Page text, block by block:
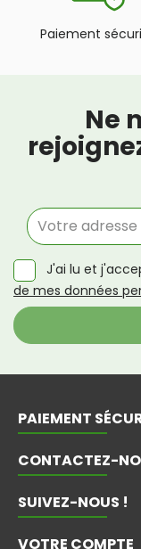
Paiement
Ne
J'ai lu et
de mes données
PAIEMENT
CONTACTEZ-
SUIVEZ-NOUS !
VOTRE COMPTE